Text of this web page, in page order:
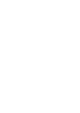
kiri.
Wanasari,
motor menuju ke
satu unit